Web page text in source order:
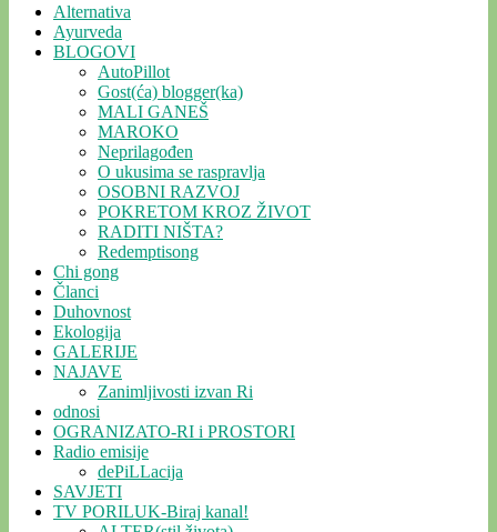
Alternativa
Ayurveda
BLOGOVI
AutoPillot
Gost(ća) blogger(ka)
MALI GANEŠ
MAROKO
Neprilagođen
O ukusima se raspravlja
OSOBNI RAZVOJ
POKRETOM KROZ ŽIVOT
RADITI NIŠTA?
Redemptisong
Chi gong
Članci
Duhovnost
Ekologija
GALERIJE
NAJAVE
Zanimljivosti izvan Ri
odnosi
OGRANIZATO-RI i PROSTORI
Radio emisije
dePiLLacija
SAVJETI
TV PORILUK-Biraj kanal!